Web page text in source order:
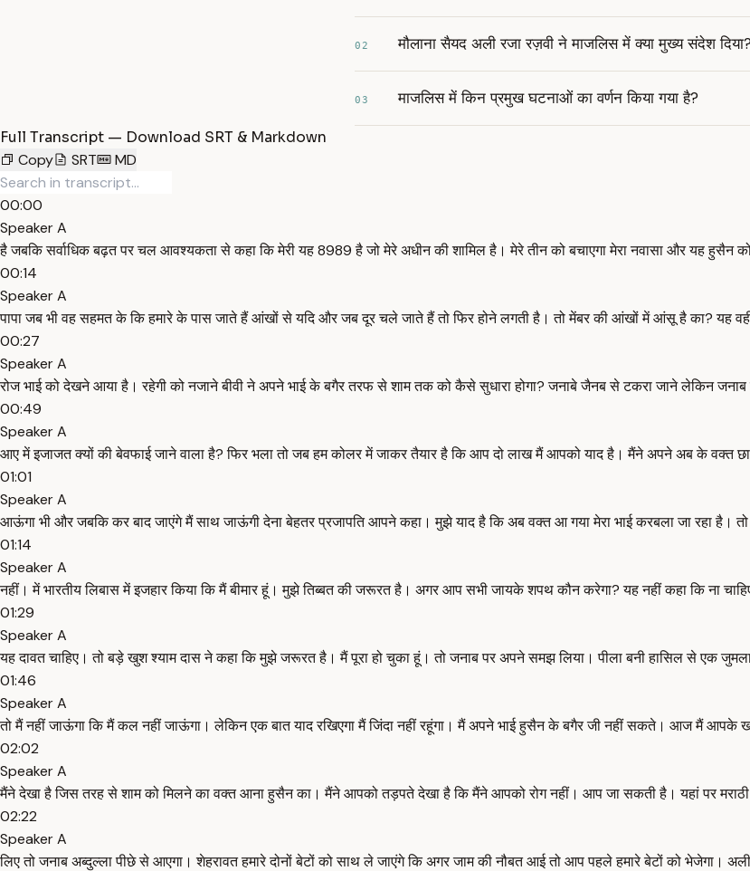
02 मौलाना सैयद अली रजा रज़वी ने माजलिस में क्या मुख्य संदेश
03 माजलिस में किन प्रमुख घटनाओं का वर्णन किया गया है?
Full Transcript — Download SRT & Markdown
Copy
SRT MD
00:00
Speaker A
है जबकि सर्वाधिक बढ़त पर चल आवश्यकता से कहा कि मेरी यह 8989 है जो मेरे अधीन की शामिल है। मेरे तीन को बचाएगा मेरा नवासा और यह हुसैन
00:14
Speaker A
पापा जब भी वह सहमत के कि हमारे के पास जाते हैं आंखों से यदि और जब दूर चले जाते हैं तो फिर होने लगती है। तो मेंबर की आंखों में आंसू है का? यह
00:27
Speaker A
रोज भाई को देखने आया है। रहेगी को नजाने बीवी ने अपने भाई के बगैर तरफ से शाम तक को कैसे सुधारा होगा? जनाबे जैनब से टकरा जाने लेकिन
00:49
Speaker A
आए में इजाजत क्यों की बेवफाई जाने वाला है? फिर भला तो जब हम कोलर में जाकर तैयार है कि आप दो लाख मैं आपको याद है। मैंने अपने अब के वक्त
01:01
Speaker A
आऊंगा भी और जबकि कर बाद जाएंगे मैं साथ जाऊंगी देना बेहतर प्रजापति आपने कहा। मुझे याद है कि अब वक्त आ गया मेरा भाई करबला जा रहा है। तो
01:14
Speaker A
नहीं। में भारतीय लिबास में इजहार किया कि मैं बीमार हूं। मुझे तिब्बत की जरूरत है। अगर आप सभी जायके शपथ कौन करेगा? यह नहीं कहा कि ना चाहिए
01:29
Speaker A
यह दावत चाहिए। तो बड़े खुश श्याम दास ने कहा कि मुझे जरूरत है। मैं पूरा हो चुका हूं। तो जनाब पर अपने समझ लिया। पीला बनी हासिल से एक
01:46
Speaker A
तो मैं नहीं जाऊंगा कि मैं कल नहीं जाऊंगा। लेकिन एक बात याद रखिएगा मैं जिंदा नहीं रहूंगा। मैं अपने भाई हुसैन के बगैर जी नहीं सकते। आज मैं आपके
02:02
Speaker A
मैंने देखा है जिस तरह से शाम को मिलने का वक्त आना हुसैन का। मैंने आपको तड़पते देखा है कि मैंने आपको रोग नहीं। आप जा सकती है। यहां पर
02:22
Speaker A
लिए तो जनाब अब्दुल्ला पीछे से आएगा। शेहरावत हमारे दोनों बेटों को साथ ले जाएंगे कि अगर जाम की नौबत आई तो आप पहले हमारे बेटों को भेजेगा।